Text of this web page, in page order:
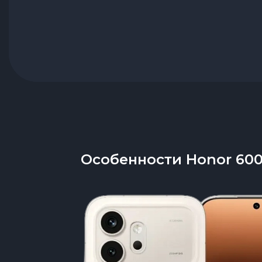
Особенности Honor